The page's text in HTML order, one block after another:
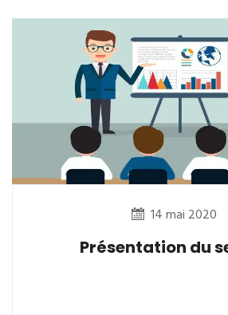
14 mai 2020
Présentation du